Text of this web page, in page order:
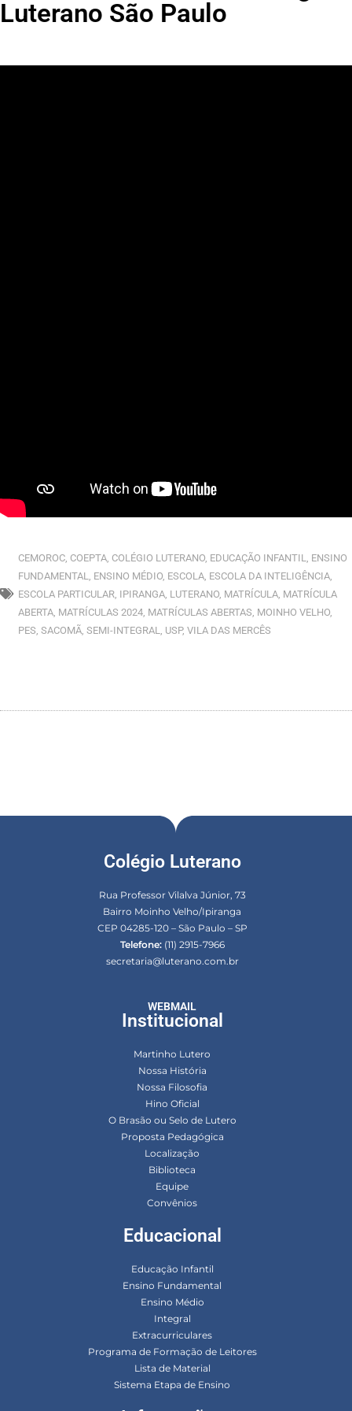
Luterano São Paulo
CEMOROC COEPTA COLÉGIO LUTERANO EDUCAÇÃO INFANTIL
ENSINO
FUNDAMENTAL
ENSINO MÉDIO ESCOLA ESCOLA DA INTELIGÊNCIA
ESCOLA PARTICULAR IPIRANGA LUTERANO MATRÍCULA MATRÍCULA
ABERTA MATRÍCULAS 2024 MATRÍCULAS ABERTAS MOINHO VELHO
PES SACOMÃ SEMI-INTEGRAL USP, VILA DAS MERCÊS
Colégio Luterano
Rua Professor Vilalva Júnior, 73
Bairro Moinho Velho/Ipiranga
CEP 04285-120 – São Paulo – SP
Telefone:(11) 2915-7966
secretaria@luterano.com.br
WEBMAIL
Institucional
Martinho Lutero
Nossa História
Nossa Filosofia
Hino Oficial
O Brasão ou Selo de Lutero
Proposta Pedagógica
Localização
Biblioteca
Equipe
Convênios
Educacional
Educação Infantil
Ensino Fundamental
Ensino Médio
Integral
Extracurriculares
Programa de Formação de Leitores
Lista de Material
Sistema Etapa de Ensino